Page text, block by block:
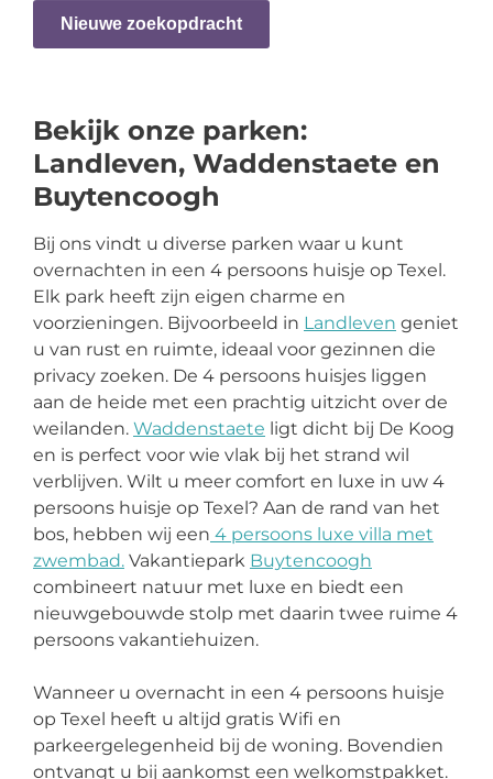
Nieuwe zoekopdracht
Bekijk onze parken:
Landleven, Waddenstaete en
Buytencoogh
Bij ons vindt u diverse parken waar u kunt
overnachten in een 4 persoons huisje op Texel.
Elk park heeft zijn eigen charme en
voorzieningen. Bijvoorbeeld in Landleven geniet
u van rust en ruimte, ideaal voor gezinnen die
privacy zoeken. De 4 persoons huisjes liggen
aan de heide met een prachtig uitzicht over de
weilanden. Waddenstaete ligt dicht bij De Koog
en is perfect voor wie vlak bij het strand wil
verblijven. Wilt u meer comfort en luxe in uw 4
persoons huisje op Texel? Aan de rand van het
bos, hebben wij een 4 persoons luxe villa met
zwembad. Vakantiepark Buytencoogh
combineert natuur met luxe en biedt een
nieuwgebouwde stolp met daarin twee ruime 4
persoons vakantiehuizen.
Wanneer u overnacht in een 4 persoons huisje
op Texel heeft u altijd gratis Wifi en
parkeergelegenheid bij de woning. Bovendien
ontvangt u bij aankomst een welkomstpakket.